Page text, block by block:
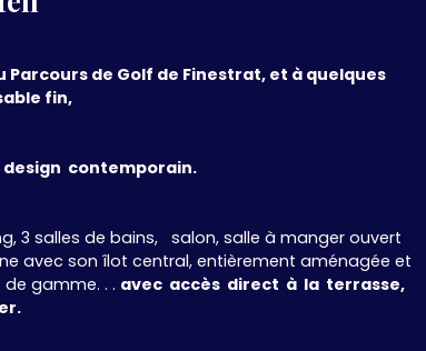
Parcours de Golf de Finestrat, et à quelques
fin,
contemporain.
3 salles de bains, salon, salle à manger ouvert
avec son îlot central, entièrement aménagée et
gamme. . . avec accès direct à la terrasse,